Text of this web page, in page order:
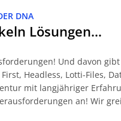
DNA
Lösungen…
Und davon
Headless, Lotti-Files,
mit langjähriger
an! Wir